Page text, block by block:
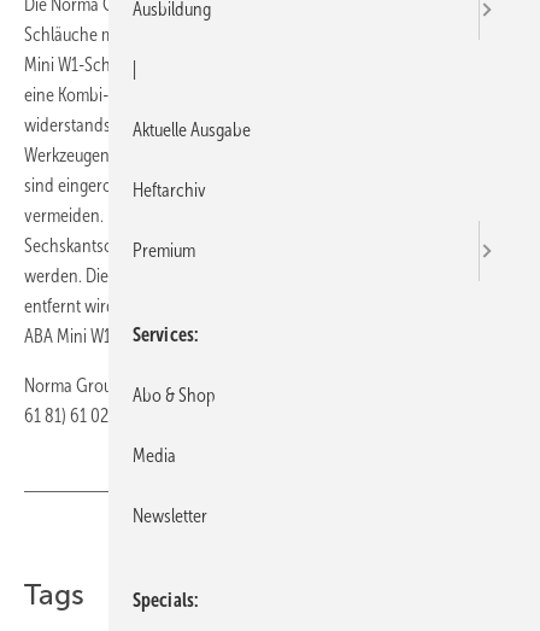
Die Norma Group hat eine neue Schlauchschelle für dünnwandige
Schläuche mit kleinen Durchmessern auf den Markt gebracht. Die ABA
Mini W1-Schelle verfügt über ein Band aus vorverzinktem Stahl und
eine Kombi-Kreuzschlitz-Schraube. Dadurch wird sie
widerstandsfähiger gegen Korrosion und kann mit unterschiedlichen
Werkzeugen montiert werden. Die Bandenden der ABA Mini-Schelle
sind eingerollt, um Beschädigungen an den Schläuchen zu
vermeiden. Das profilierte Bandende sorgt für sicheren Sitz. Die
Sechskantschraube kann mit einem Gelenk-Steckschlüssel angezogen
werden. Die Mutter sitzt fest in einer Lasche, auch wenn die Schraube
entfernt wird. Die neue Schlauchschelle ersetzt die Vorgängermodelle
ABA Mini W1 und ABA Mini SM W1.
Norma Group · 63477 Maintal · Telefon (0 61 81) 61 02-0 · Telefax (0
61 81) 61 02-76 43 ·
Tags
Ausbildung
Aktuelle Ausgabe
Heftarchiv
Premium
Services
Abo & Shop
Media
Newsletter
Specials